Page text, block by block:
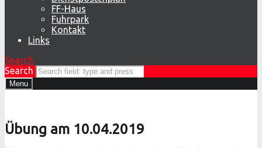
FF-Haus
Fuhrpark
Kontakt
Links
Search
Search
Menu
Übung am 10.04.2019